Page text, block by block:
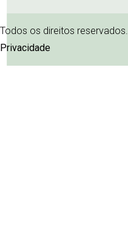
Todos os direitos reservados.
Privacidade